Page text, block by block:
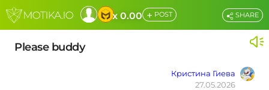
x 0.00 + POST
Please buddy
Кристина Гиева
27.05.2026
SHARE